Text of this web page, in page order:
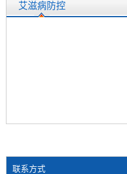
艾滋病防控
联系方式